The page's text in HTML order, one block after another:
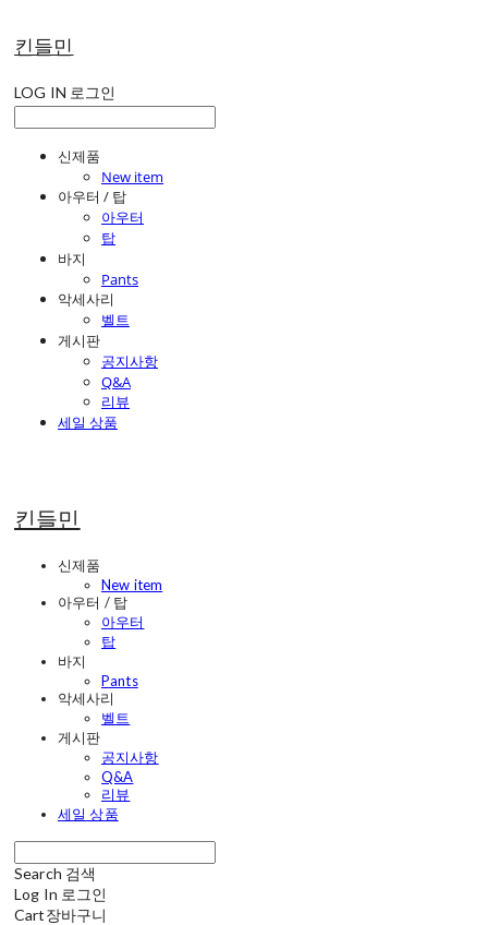
킨들민
LOG IN 로그인
신제품
New item
아우터 / 탑
아우터
탑
바지
Pants
악세사리
벨트
게시판
공지사항
Q&A
리뷰
세일 상품
킨들민
신제품
New item
아우터 / 탑
아우터
탑
바지
Pants
악세사리
벨트
게시판
공지사항
Q&A
리뷰
세일 상품
Search 검색
Log In 로그인
Cart장바구니